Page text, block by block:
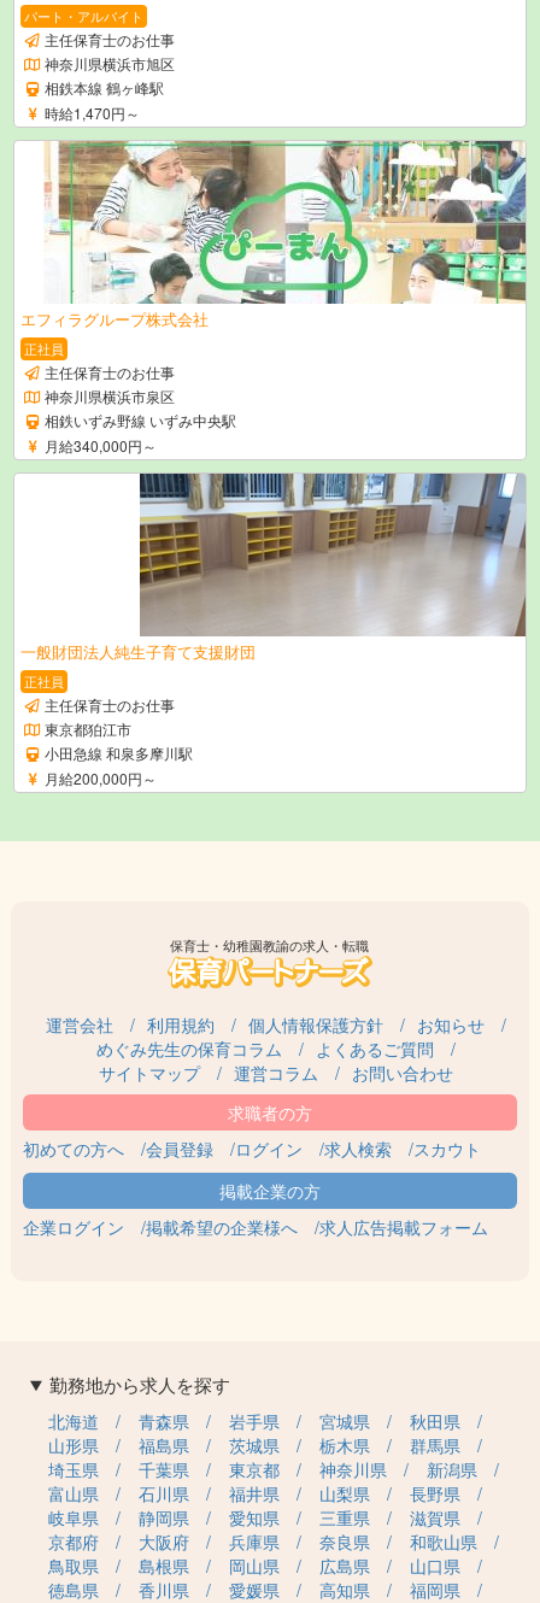
パート・アルバイト
主任保育士のお仕事
神奈川県横浜市旭区
相鉄本線 鶴ヶ峰駅
時給1,470円～
エフィラグループ株式会社
正社員
主任保育士のお仕事
神奈川県横浜市泉区
相鉄いずみ野線 いずみ中央駅
月給340,000円～
一般財団法人純生子育て支援財団
正社員
主任保育士のお仕事
東京都狛江市
小田急線 和泉多摩川駅
月給200,000円～
保育士・幼稚園教諭の求人・転職
運営会社 利用規約 個人情報保護方針
お知らせ
めぐみ先生の保育コラム
よくあるご質問
サイトマップ
運営コラム お問い合わせ
初めての方へ 会員登録 ログイン 求人検索 スカウト
企業ログイン 掲載希望の企業様へ 求人広告掲載フォーム
勤務地から求人を探す
北海道 青森県 岩手県 宮城県
秋田県
山形県
福島県 茨城県 栃木県
群馬県
埼玉県
千葉県 東京都 神奈川県
新潟県
富山県
石川県 福井県 山梨県
長野県
岐阜県
静岡県 愛知県 三重県
滋賀県
京都府
大阪府 兵庫県 奈良県
和歌山県
鳥取県
島根県 岡山県 広島県
山口県
徳島県
香川県 愛媛県 高知県
福岡県